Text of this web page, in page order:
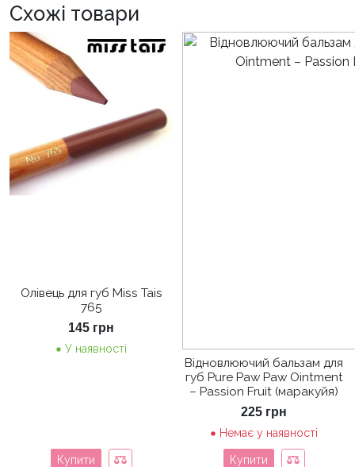
Схожі товари
Олівець для губ Miss Tais
765
145 грн
У наявності
Купити
Відновлюючий бальзам для
губ Pure Paw Paw Ointment
– Passion Fruit (маракуйя)
225 грн
Немає у наявності
Купити